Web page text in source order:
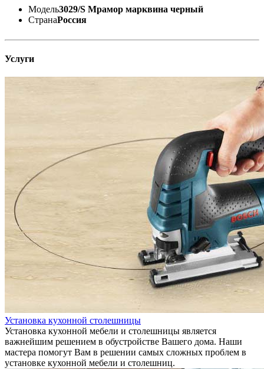
Модель3029/S Мрамор марквина черный
СтранаРоссия
Услуги
Установка кухонной столешницы
Установка кухонной мебели и столешницы является
важнейшим решением в обустройстве Вашего дома. Наши
мастера помогут Вам в решении самых сложных проблем в
установке кухонной мебели и столешниц.